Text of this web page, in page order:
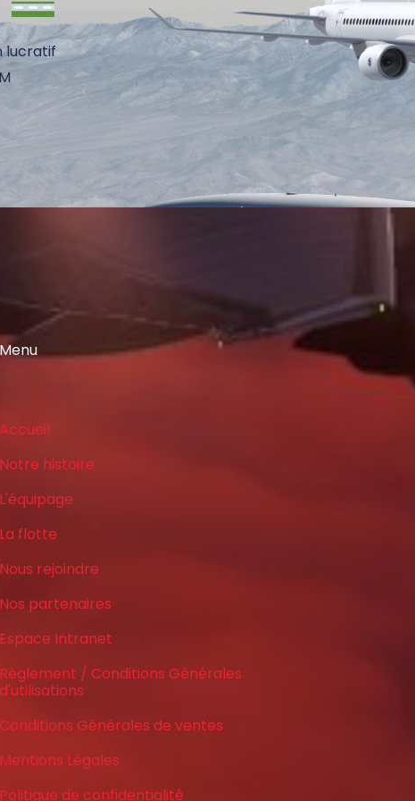
lucratif
Menu
Accueil
Notre histoire
L'équipage
La flotte
Nous rejoindre
Nos partenaires
Espace Intranet
Règlement / Conditions Générales
d'utilisations
Conditions Générales de ventes
Mentions Légales
Politique de confidentialité